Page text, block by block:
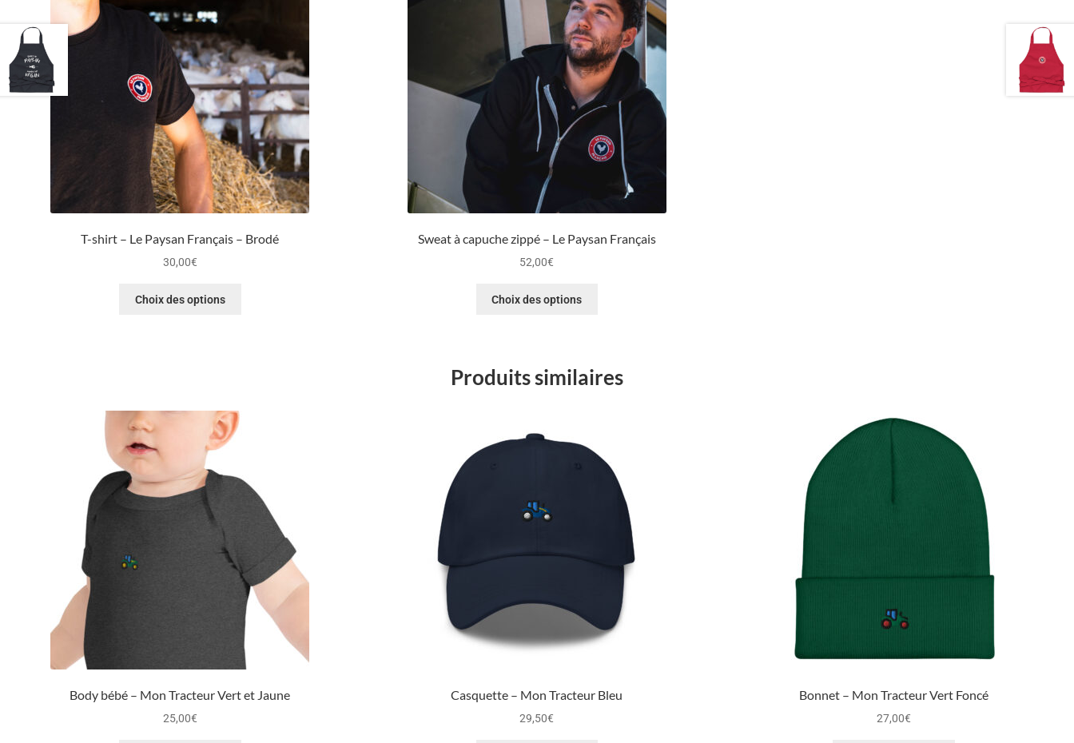
T-shirt – Le Paysan Français – Brodé
30,00€
Choix des options
Sweat à capuche zippé – Le Paysan Français
52,00€
Choix des options
Produits similaires
Body bébé – Mon Tracteur Vert et Jaune
25,00€
Casquette – Mon Tracteur Bleu
29,50€
Bonnet – Mon Tracteur Vert Foncé
27,00€